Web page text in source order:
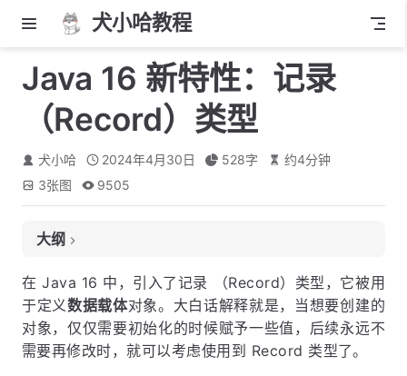
犬小哈教程
Java 16 新特性：记录
（Record）类型
犬小哈 2024年4月30日 528字 约4分钟
3张图 9505
大纲
1. 定义 Record
2. 使用示例
3. 可作为 Map 的 Key 被使用
在 Java 16 中，引入了记录 （Record）类型，它被用
于定义数据载体对象。大白话解释就是，当想要创建的
对象，仅仅需要初始化的时候赋予一些值，后续永远不
需要再修改时，就可以考虑使用到 Record 类型了。